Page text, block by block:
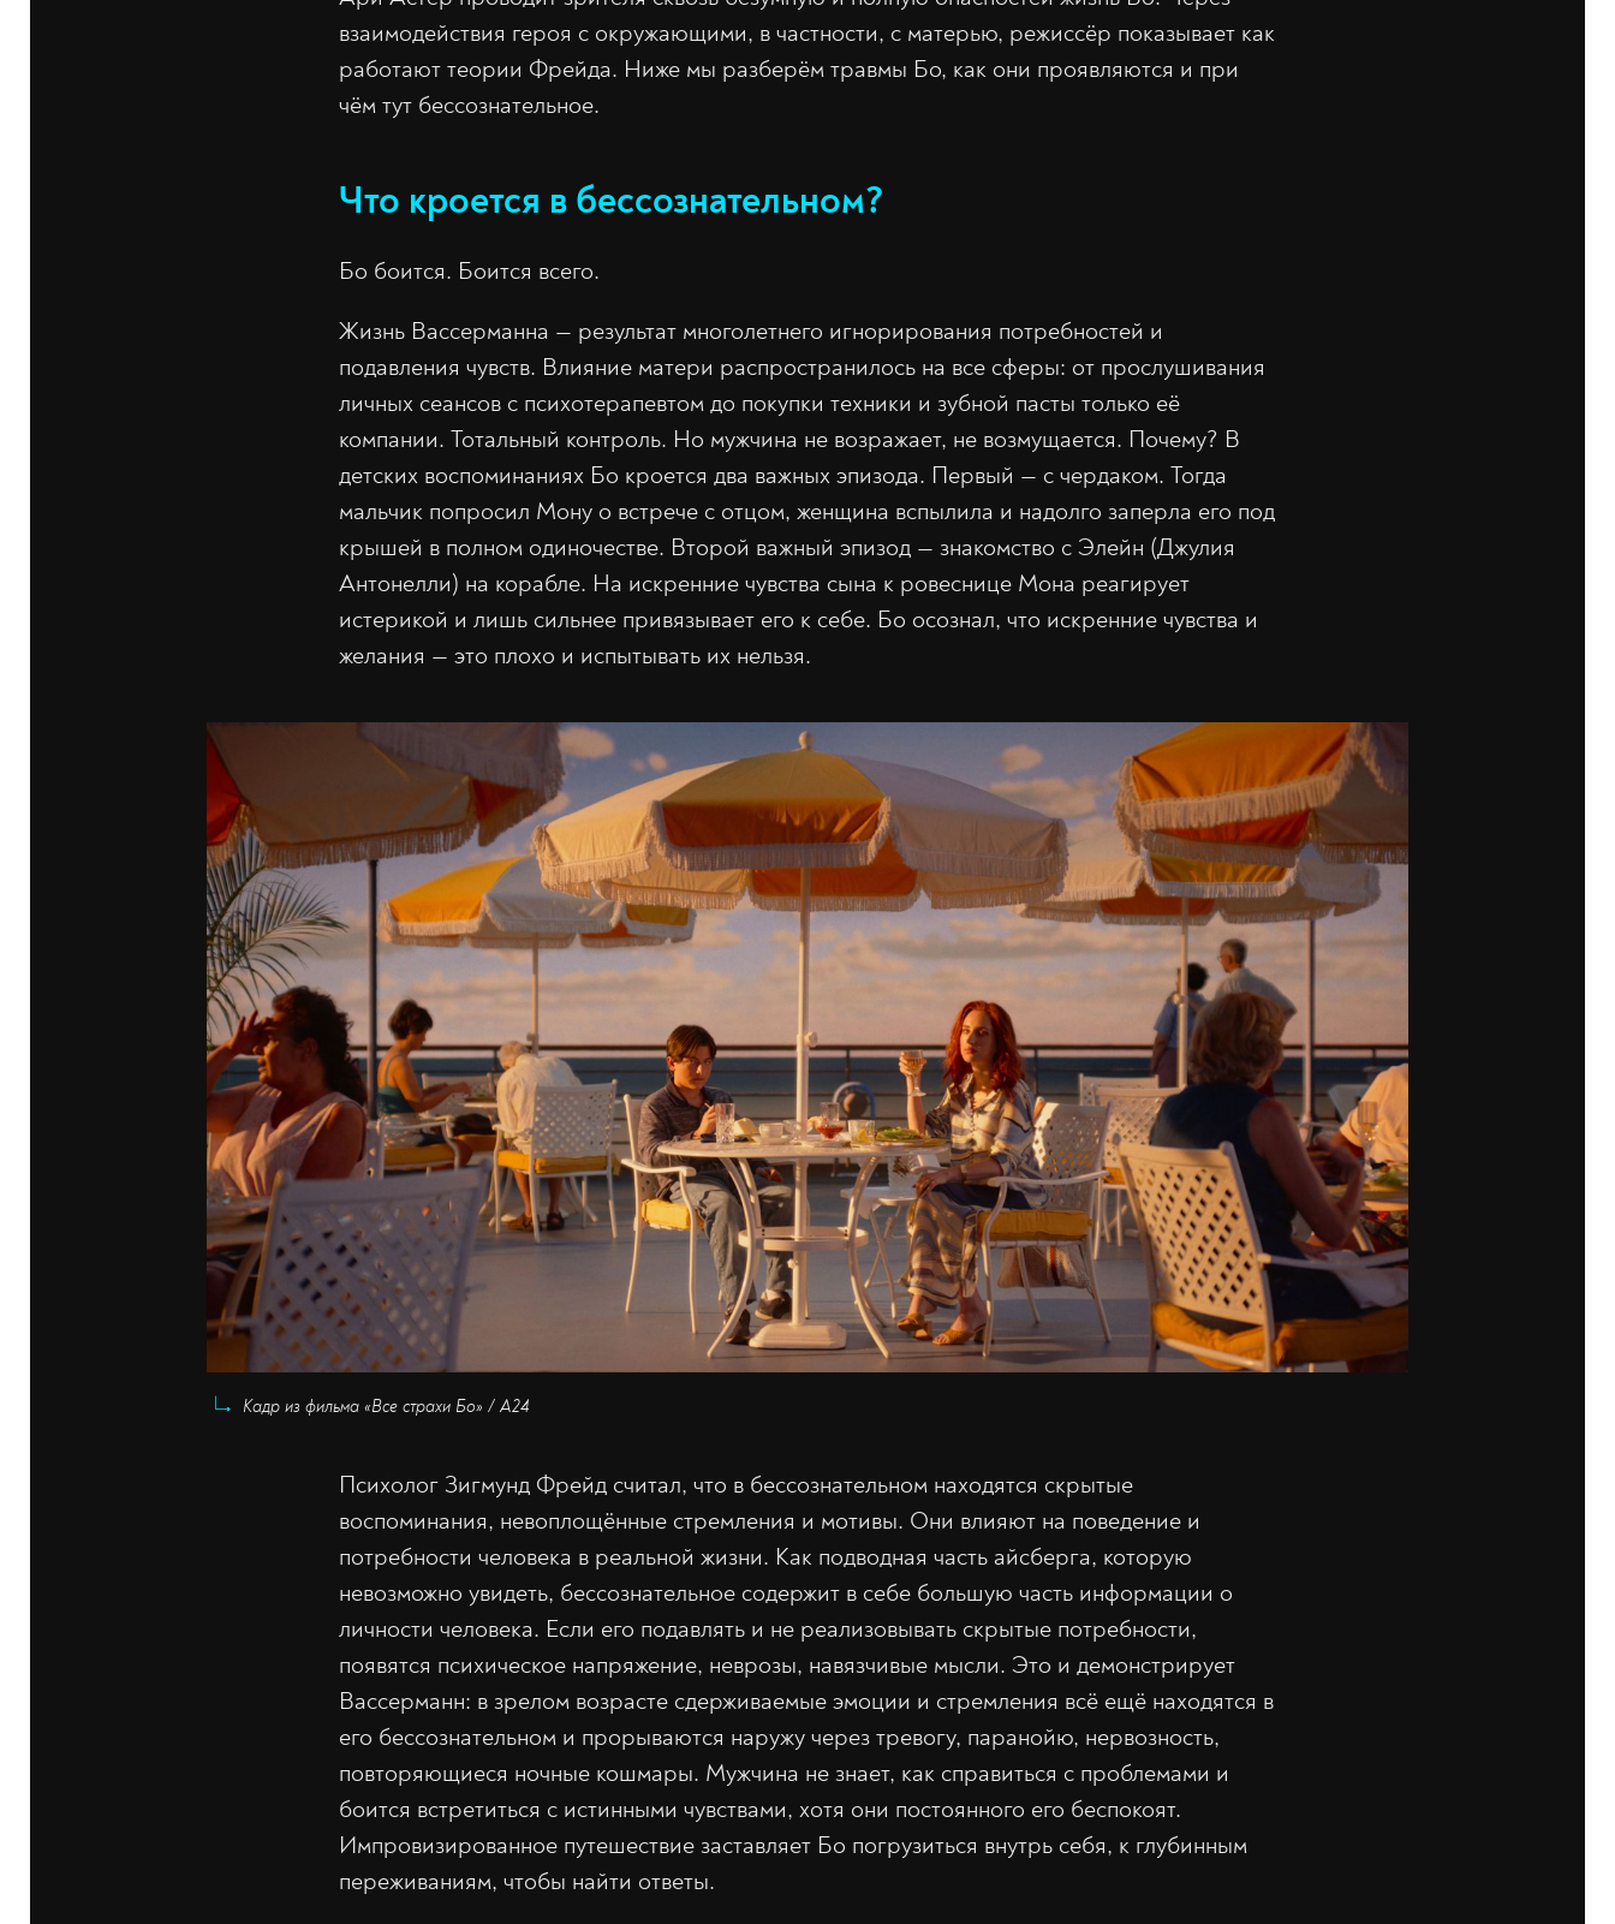
взаимодействия героя с окружающими, в частности, с матерью, режиссёр показывает как
работают теории Фрейда. Ниже мы разберём травмы Бо, как они проявляются и при
чём тут бессознательное.
Что кроется в бессознательном?
Бо боится. Боится всего.
Жизнь Вассерманна — результат многолетнего игнорирования потребностей и
подавления чувств. Влияние матери распространилось на все сферы: от прослушивания
личных сеансов с психотерапевтом до покупки техники и зубной пасты только её
компании. Тотальный контроль. Но мужчина не возражает, не возмущается. Почему? В
детских воспоминаниях Бо кроется два важных эпизода. Первый — с чердаком. Тогда
мальчик попросил Мону о встрече с отцом, женщина вспылила и надолго заперла его под
крышей в полном одиночестве. Второй важный эпизод — знакомство с Элейн (Джулия
Антонелли) на корабле. На искренние чувства сына к ровеснице Мона реагирует
истерикой и лишь сильнее привязывает его к себе. Бо осознал, что искренние чувства и
желания — это плохо и испытывать их нельзя.
Кадр из фильма «Все страхи Бо» / А24
Психолог Зигмунд Фрейд считал, что в бессознательном находятся скрытые
воспоминания, невоплощённые стремления и мотивы. Они влияют на поведение и
потребности человека в реальной жизни. Как подводная часть айсберга, которую
невозможно увидеть, бессознательное содержит в себе большую часть информации о
личности человека. Если его подавлять и не реализовывать скрытые потребности,
появятся психическое напряжение, неврозы, навязчивые мысли. Это и демонстрирует
Вассерманн: в зрелом возрасте сдерживаемые эмоции и стремления всё ещё находятся в
его бессознательном и прорываются наружу через тревогу, паранойю, нервозность,
повторяющиеся ночные кошмары. Мужчина не знает, как справиться с проблемами и
боится встретиться с истинными чувствами, хотя они постоянного его беспокоят.
Импровизированное путешествие заставляет Бо погрузиться внутрь себя, к глубинным
переживаниям, чтобы найти ответы.